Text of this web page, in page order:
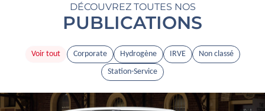
DÉCOUVREZ TOUTES NOS
PUBLICATIONS
Corporate Hydrogène IRVE
Non classé
Station-Service
Voir tout